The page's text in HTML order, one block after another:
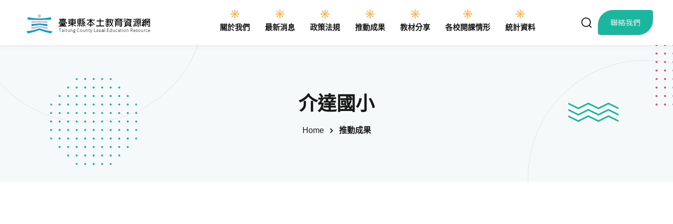
關於我們 最新消息 政策法規 推動成果 教材分享 各校開課情形 統計資料 聯絡我們
介達國小
Home 推動成果
Sign in